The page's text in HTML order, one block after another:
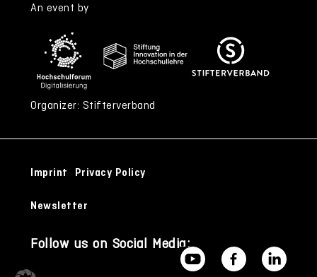
An event by
Organizer: Stifterverband
Imprint Privacy Policy
Newsletter
Follow us on Social Media: